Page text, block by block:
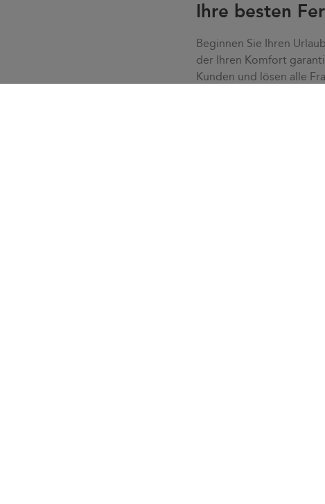
Ihre besten
Beginnen Sie Ihren
der Ihren Komfort
Kunden und lösen alle